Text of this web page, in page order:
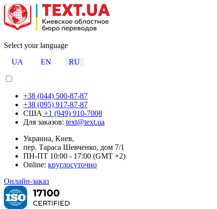
Select your language
UA
EN RU
+38 (044) 500-87-87
+38 (095) 917-87-87
США +1 (949) 910-7008
Для заказов: text@text.ua
Украина, Киев,
пер. Тараса Шевченко, дом 7/1
ПН-ПТ 10:00 - 17:00 (GMT +2)
Online: круглосуточно
Онлайн-заказ